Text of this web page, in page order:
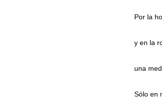
Por la
y en la
una
Sólo en